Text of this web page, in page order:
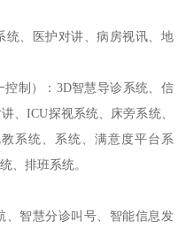
统、医护对讲、病房视讯、地
制）：3D智慧导诊系统、信
、ICU探视系统、床旁系统、
系统、系统、满意度平台系
、排班系统。
、智慧分诊叫号、智能信息发